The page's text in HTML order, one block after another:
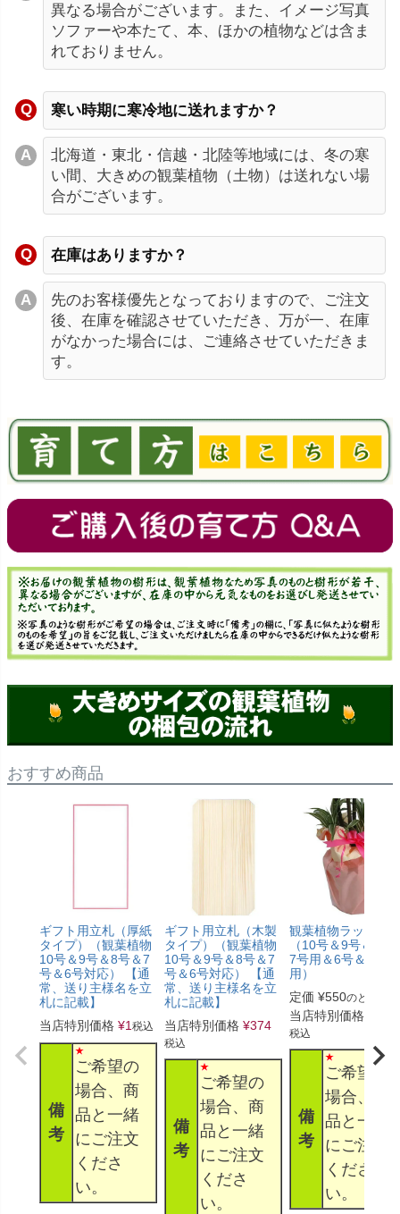
異なる場合がございます。また、イメージ写真
ソファーや本たて、本、ほかの植物などは含ま
れておりません。
寒い時期に寒冷地に送れますか？
北海道・東北・信越・北陸等地域には、冬の寒
い間、大きめの観葉植物（土物）は送れない場
合がございます。
在庫はありますか？
先のお客様優先となっておりますので、ご注文
後、在庫を確認させていただき、万が一、在庫
がなかった場合には、ご連絡させていただきま
す。
おすすめ商品
ギフト用立札（厚紙
タイプ）（観葉植物
10号＆9号＆8号＆7
号＆6号対応） 【通
常、送り主様名を立
札に記載】
当店特別価格 ¥1 税込
備
考
ご希望の
場合、商
品と一緒
にご注文
くださ
い。
ギフト用立札（木製
タイプ）（観葉植物
10号＆9号＆8号＆7
号＆6号対応） 【通
常、送り主様名を立
札に記載】
当店特別価格 ¥374
税込
備
考
ご希望の
場合、商
品と一緒
にご注文
くださ
い。
観葉植物ラッピン
（10号＆9号＆8号
7号用＆6号＆5号
用）
定価 ¥550のところ
当店特別価格
税込
備
考
ご希望の
場合、商
品と一緒
にご注文
くださ
い。